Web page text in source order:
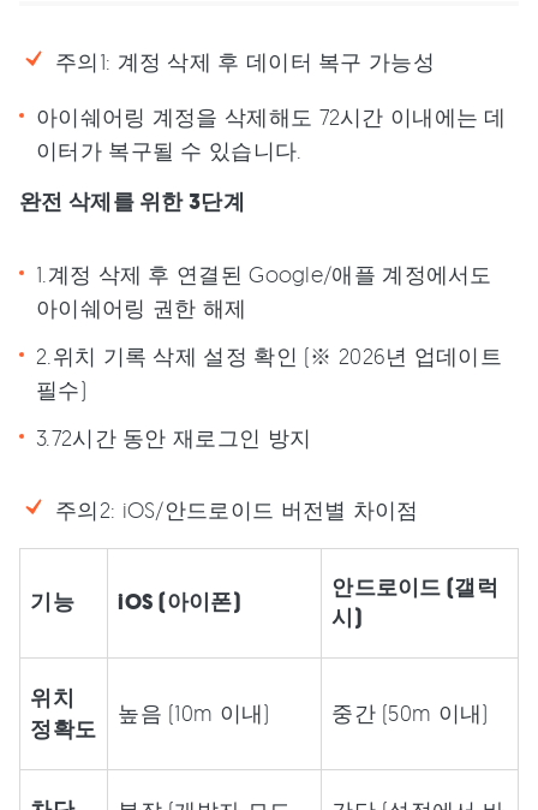
주의1: 계정 삭제 후 데이터 복구 가능성
아이쉐어링 계정을 삭제해도 72시간 이내에는 데
이터가 복구될 수 있습니다.
완전 삭제를 위한 3단계
1.계정 삭제 후 연결된 Google/애플 계정에서도
아이쉐어링 권한 해제
2.위치 기록 삭제 설정 확인 (※ 2026년 업데이트
필수)
3.72시간 동안 재로그인 방지
주의2: iOS/안드로이드 버전별 차이점
기능 iOS (아이폰)
안드로이드 (갤럭
시)
위치
정확도
높음 (10m 이내) 중간 (50m 이내)